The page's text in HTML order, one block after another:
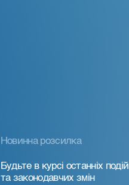
Новинна розсилка
Будьте в курсі останніх подій
та законодавчих змін